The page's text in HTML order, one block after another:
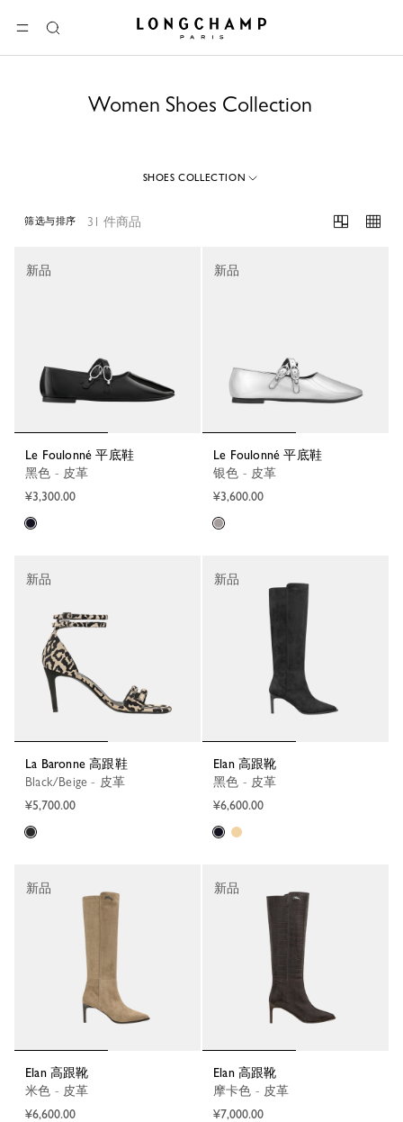
选单
搜
索
Longchamp - 主页
Women Shoes Collection
SHOES COLLECTION
31 件商品
筛选与排序
Le Foulonné 平底鞋
黑色 - 皮革
¥3,300.00
新品
Le Foulonné 平底鞋
银色 - 皮革
¥3,600.00
新品
La Baronne 高跟鞋
Black/Beige - 皮革
¥5,700.00
新品
Elan 高跟靴
黑色 - 皮革
¥6,600.00
新品
Elan 高跟靴
米色 - 皮革
¥6,600.00
新品
Elan 高跟靴
摩卡色 - 皮革
¥7,000.00
新品